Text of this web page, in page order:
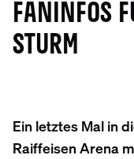
FANINFOS
STURM
Ein letztes Mal in
Raiffeisen Arena